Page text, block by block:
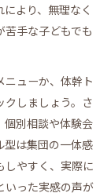
より、無理なく
手な子どもでも
ューか、体幹ト
クしましょう。さ
個別相談や体験会
型は集団の一体感
しやすく、実際に
いった実感の声が